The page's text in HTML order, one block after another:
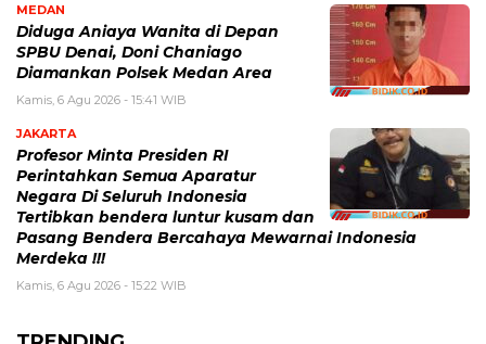
MEDAN
Diduga Aniaya Wanita di Depan
SPBU Denai, Doni Chaniago
Diamankan Polsek Medan Area
Kamis, 6 Agu 2026 - 15:41 WIB
JAKARTA
Profesor Minta Presiden RI
Perintahkan Semua Aparatur
Negara Di Seluruh Indonesia
Tertibkan bendera luntur kusam dan
Pasang Bendera Bercahaya Mewarnai Indonesia
Merdeka !!!
Kamis, 6 Agu 2026 - 15:22 WIB